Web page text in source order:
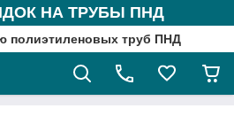
НА ТРУБЫ ПНД
полиэтиленовых труб ПНД